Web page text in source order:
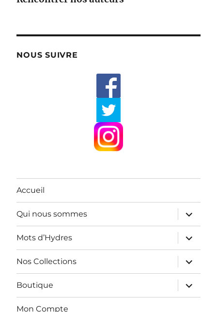
NOUS SUIVRE
Accueil
Qui nous sommes
ouvrir
le
sous-
menu
Mots d’Hydres
ouvrir
le
sous-
menu
Nos Collections
ouvrir
le
sous-
menu
Boutique
ouvrir
le
sous-
Mon Compte